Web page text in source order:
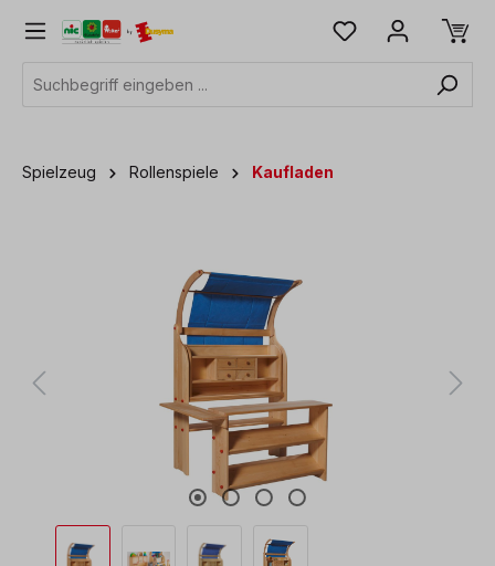
springen
Spielzeug Rollenspiele Kaufladen
Bildergalerie überspringen